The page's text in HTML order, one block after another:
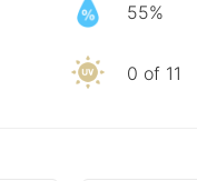
55%
0 of 11